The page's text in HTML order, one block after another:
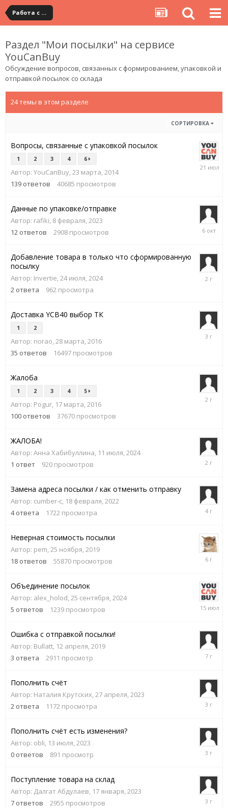
Работа с сервисом самостоятельных покупок YouCanBuy
Раздел "Мои посылки" на сервисе
YouCanBuy
Обсуждение вопросов, связанных с формированием, упаковкой и
отправкой посылок со склада
24 темы в этом разделе
СОРТИРОВКА
Вопросы, связанные с упаковкой посылок
1 2 3 4 6
Автор: YouCanBuy,23 марта, 2014
139 ответов 40685 просмотров
21
Данные по упаковке/отправке
Автор: rafiki, 8 февраля, 2023
12 ответов 2908 просмотров
6
Добавление товара в только что сформированную
посылку
Автор: Invertie,24 июля, 2024
2 ответа 962 просмотра
24
Доставка YCB40 выбор ТК
1 2
Автор: riorao,28 марта, 2016
35 ответов 16497 просмотров
Жалоба
1 2 3 4 5
Автор: Pogur, 17 марта, 2016
100 ответов 37670 просмотров
30
ЖАЛОБА!
Автор: Анна Хабибуллина, 11 июля, 2024
1 ответ 920 просмотров
11
Замена адреса посылки / как отменить отправку
Автор: cumber-c, 18 февраля, 2022
4 ответа 1722 просмотра
19
Неверная стоимость посылки
Автор: pem,25 ноября, 2019
18 ответов 55870 просмотров
Объединение посылок
Автор: alex_holod,25 сентября, 2024
5 ответов 1239 просмотров
15
Ошибка с отправкой посылки!
Автор: Bullatt, 12 апреля, 2019
3 ответа 2911 просмотр
12
Пополнить счёт
Автор: Наталия Крутских,27 апреля, 2023
2 ответа 1172 просмотра
27
Пополнить счёт есть изменения?
Автор: obli, 13 июля, 2023
0 ответов 891 просмотр
13
Поступление товара на склад
Автор: Далгат Абдулаев, 17 января, 2023
7 ответов 2955 просмотров
25